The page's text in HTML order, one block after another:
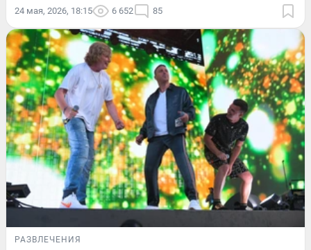
24 мая, 2026, 18:15 6 652 85
РАЗВЛЕЧЕНИЯ